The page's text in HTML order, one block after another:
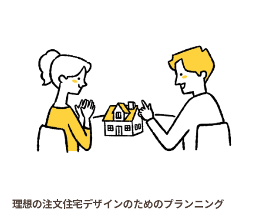
スタイル
注文住宅で実現する快適なリビングスペー
ス
家族の健康を守るための住宅設計
プライバシーを確保する設計ポイント
長く住むための耐震・耐久性の確保
スマートホーム技術を取り入れた注文住宅
理想の注文住宅デザインのためのプランニング